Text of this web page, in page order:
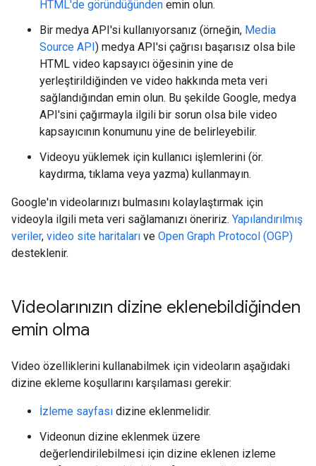
HTML'de göründüğünden emin olun.
Bir medya API'si kullanıyorsanız (örneğin, Media
Source API) medya API'si çağrısı başarısız olsa bile
HTML video kapsayıcı öğesinin yine de
yerleştirildiğinden ve video hakkında meta veri
sağlandığından emin olun. Bu şekilde Google, medya
API'sini çağırmayla ilgili bir sorun olsa bile video
kapsayıcının konumunu yine de belirleyebilir.
Videoyu yüklemek için kullanıcı işlemlerini (ör.
kaydırma, tıklama veya yazma) kullanmayın.
Google'ın videolarınızı bulmasını kolaylaştırmak için
videoyla ilgili meta veri sağlamanızı öneririz. Yapılandırılmış
veriler, video site haritaları ve Open Graph Protocol (OGP)
desteklenir.
Videolarınızın dizine eklenebildiğinden
emin olma
Video özelliklerini kullanabilmek için videoların aşağıdaki
dizine ekleme koşullarını karşılaması gerekir:
İzleme sayfası dizine eklenmelidir.
Videonun dizine eklenmek üzere
değerlendirilebilmesi için dizine eklenen izleme